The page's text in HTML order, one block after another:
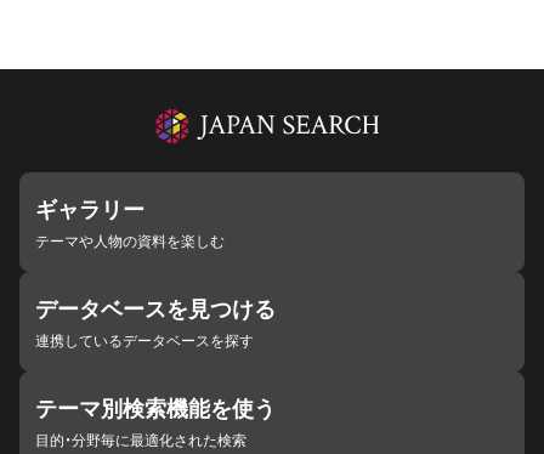
ギャラリー
テーマや人物の資料を楽しむ
データベースを見つける
連携しているデータベースを探す
テーマ別検索機能を使う
目的・分野毎に最適化された検索